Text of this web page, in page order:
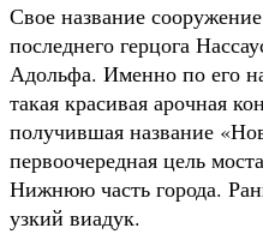
Свое название
последнего герцога
Адольфа. Именно по его
такая красивая арочная
получившая название
первоочередная цель
Нижнюю часть города.
узкий виадук.